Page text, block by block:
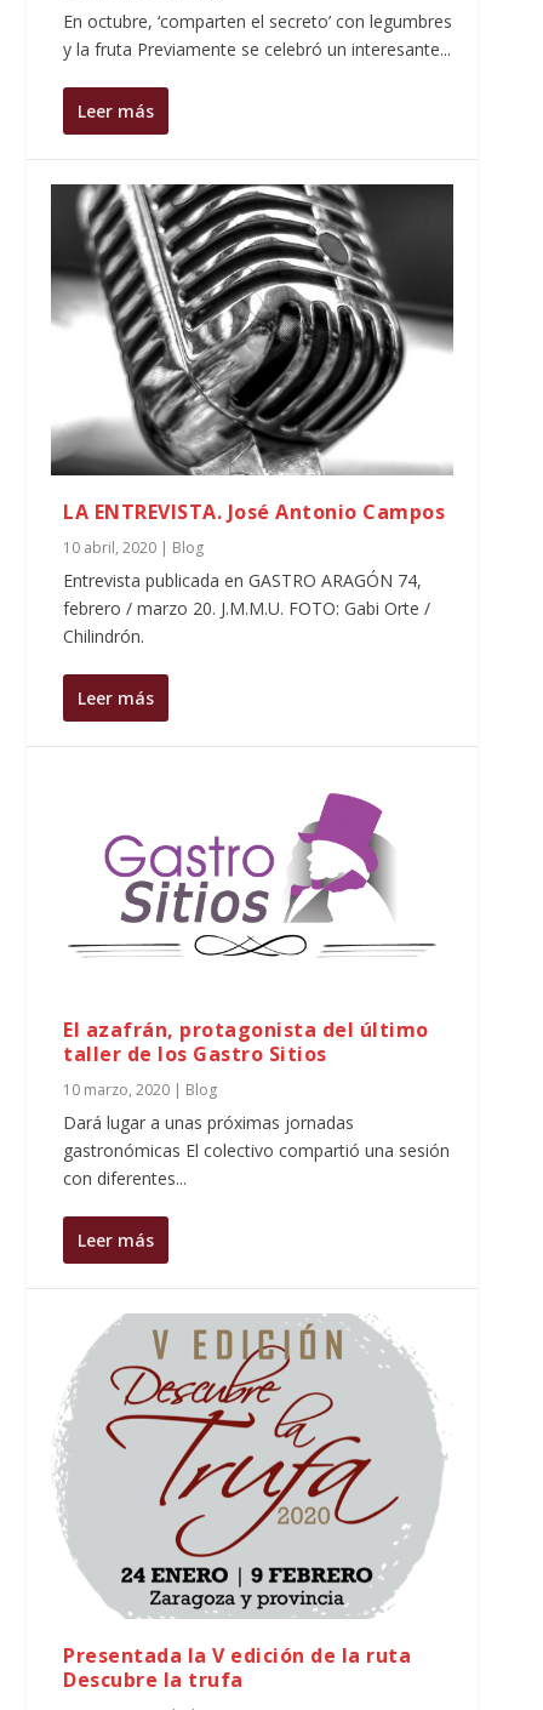
En octubre, ‘comparten el secreto’ con legumbres
y la fruta Previamente se celebró un interesante...
Leer más
LA ENTREVISTA. José Antonio Campos
10 abril, 2020 | Blog
Entrevista publicada en GASTRO ARAGÓN 74,
febrero / marzo 20. J.M.M.U. FOTO: Gabi Orte /
Chilindrón.
Leer más
El azafrán, protagonista del último
taller de los Gastro Sitios
10 marzo, 2020 | Blog
Dará lugar a unas próximas jornadas
gastronómicas El colectivo compartió una sesión
con diferentes...
Leer más
Presentada la V edición de la ruta
Descubre la trufa